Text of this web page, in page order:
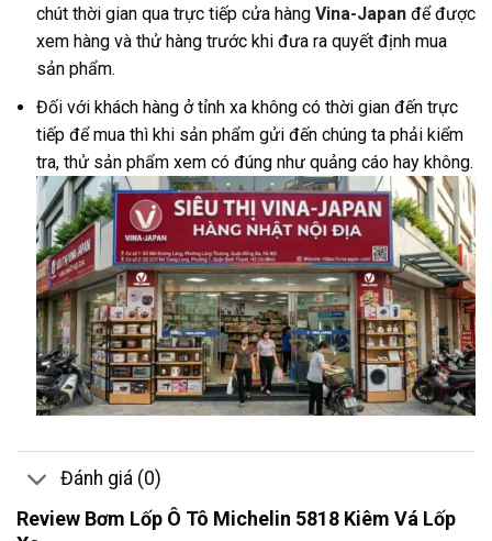
chút thời gian qua trực tiếp cửa hàng Vina-Japan để được
xem hàng và thử hàng trước khi đưa ra quyết định mua
sản phẩm.
Đối với khách hàng ở tỉnh xa không có thời gian đến trực
tiếp để mua thì khi sản phẩm gửi đến chúng ta phải kiểm
tra, thử sản phẩm xem có đúng như quảng cáo hay không.
Đánh giá (0)
Review Bơm Lốp Ô Tô Michelin 5818 Kiêm Vá Lốp